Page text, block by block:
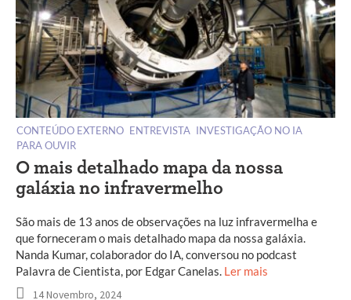
CONTEÚDO EXTERNO ENTREVISTA INVESTIGAÇÃO NO IA
PARA OUVIR
O mais detalhado mapa da nossa
galáxia no infravermelho
São mais de 13 anos de observações na luz infravermelha e
que forneceram o mais detalhado mapa da nossa galáxia.
Nanda Kumar, colaborador do IA, conversou no podcast
Palavra de Cientista, por Edgar Canelas. Ler mais
14 Novembro, 2024